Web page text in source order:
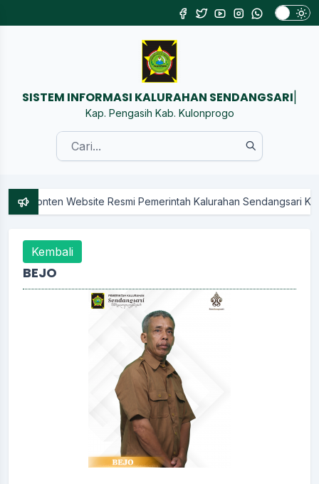
SISTEM INFORMASI KALURAHAN S|
Kap. Pengasih Kab. Kulonprogo
Website Resmi Pemerintah Kalurahan Sendangsari
Kembali
BEJO